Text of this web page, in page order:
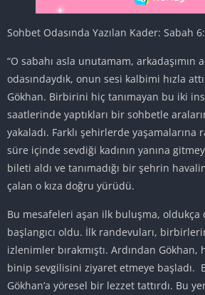
Sohbet Odasında Yazılan Kader: Sabah
“O sabahı asla unutamam, arkadaşımın
odasındaydık, onun sesi kalbimi hızla
Gökhan. Birbirini hiç tanımayan bu iki
saatlerinde yaptıkları bir sohbetle
yakaladı. Farklı şehirlerde yaşamalarına
süre içinde sevdiği kadının yanına
bileti aldı ve tanımadığı bir şehrin
çalan o kıza doğru yürüdü.
Bu mesafeleri aşan ilk buluşma, oldukça
başlangıcı oldu. İlk randevuları,
izlenimler bırakmıştı. Ardından Gökhan,
binip sevgilisini ziyaret etmeye başladı.
Gökhan’a yöresel bir lezzet tattırdı. Bu